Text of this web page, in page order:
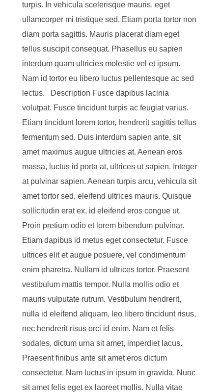
turpis. In vehicula scelerisque mauris, eget
ullamcorper mi tristique sed. Etiam porta tortor non
diam porta sagittis. Mauris placerat diam eget
tellus suscipit consequat. Phasellus eu sapien
interdum quam ultricies molestie vel et ipsum.
Nam id tortor eu libero luctus pellentesque ac sed
lectus. Description Fusce dapibus lacinia
volutpat. Fusce tincidunt turpis ac feugiat varius.
Etiam tincidunt lorem tortor, hendrerit sagittis tellus
fermentum sed. Duis interdum sapien ante, sit
amet maximus augue ultricies at. Aenean eros
massa, luctus id porta at, ultrices ut sapien. Integer
at pulvinar sapien. Aenean turpis arcu, vehicula sit
amet tortor sed, eleifend ultrices mauris. Quisque
sollicitudin erat ex, id eleifend eros congue ut.
Proin pretium odio et lorem bibendum pulvinar.
Etiam dapibus id metus eget consectetur. Fusce
ultrices elit et augue posuere, vel condimentum
enim pharetra. Nullam id ultrices tortor. Praesent
vestibulum mattis tempor. Nulla mollis odio et
mauris vulputate rutrum. Vestibulum hendrerit,
nulla id eleifend aliquam, leo libero tincidunt risus,
nec hendrerit risus orci id enim. Nam et felis
sodales, dictum urna sit amet, imperdiet lacus.
Praesent finibus ante sit amet eros dictum
consectetur. Nam luctus in ipsum in gravida. Nunc
sit amet felis eget ex laoreet mollis. Nulla vitae